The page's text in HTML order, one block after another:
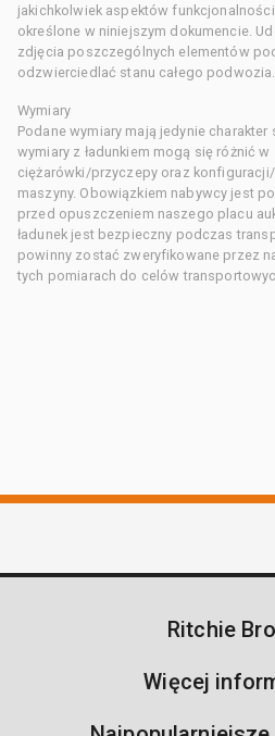
jakichkolwiek aspektów
określone w niniejszym dokumencie.
zdjęcia poszczególnych elementów
odzwierciedlać stanu całego podwozia.
Wymiary
Podane wymiary mają jedynie
wymiary z ładunkiem mogą się różnić
ciężarówki/przyczepy oraz
maszyny. Obowiązkiem nabywcy jest
przed opuszczeniem naszego placu
ładunek jest bezpieczny podczas
powinny zostać zweryfikowane przez
tych pomiarach do celów
Ritchie
Więcej